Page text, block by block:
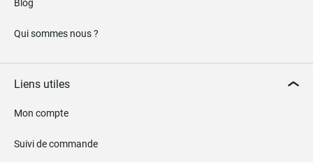
Blog
Qui sommes nous ?
Liens utiles
Mon compte
Suivi de commande